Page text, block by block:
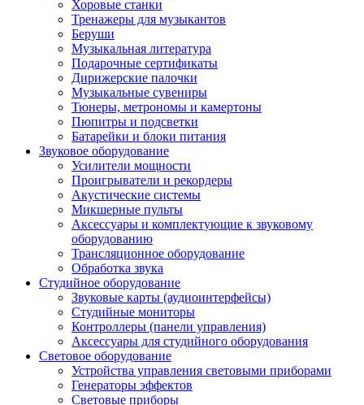
Хоровые станки
Тренажеры для музыкантов
Беруши
Музыкальная литература
Подарочные сертификаты
Дирижерские палочки
Музыкальные сувениры
Тюнеры, метрономы и камертоны
Пюпитры и подсветки
Батарейки и блоки питания
Звуковое оборудование
Усилители мощности
Проигрыватели и рекордеры
Акустические системы
Микшерные пульты
Аксессуары и комплектующие к звуковому
оборудованию
Трансляционное оборудование
Обработка звука
Студийное оборудование
Звуковые карты (аудиоинтерфейсы)
Студийные мониторы
Контроллеры (панели управления)
Аксессуары для студийного оборудования
Световое оборудование
Устройства управления световыми приборами
Генераторы эффектов
Световые приборы